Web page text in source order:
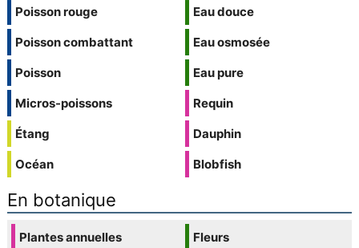
Poisson rouge
Poisson combattant
Poisson
Micros-poissons
Étang
Océan
Eau douce
Eau osmosée
Eau pure
Requin
Dauphin
Blobfish
En botanique
Plantes annuelles
Fleurs